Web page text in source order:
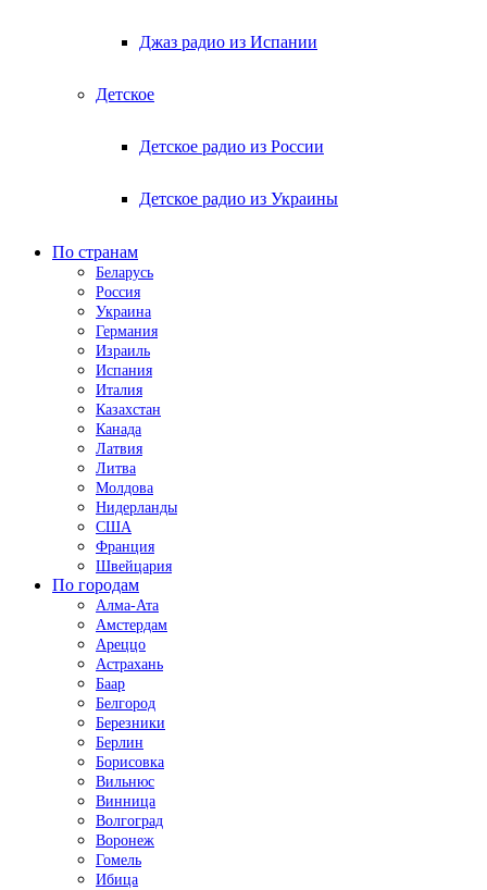
Джаз радио из Испании
Детское
Детское радио из России
Детское радио из Украины
По странам
Беларусь
Россия
Украина
Германия
Израиль
Испания
Италия
Казахстан
Канада
Латвия
Литва
Молдова
Нидерланды
США
Франция
Швейцария
По городам
Алма-Ата
Амстердам
Ареццо
Астрахань
Баар
Белгород
Березники
Берлин
Борисовка
Вильнюс
Винница
Волгоград
Воронеж
Гомель
Ибица